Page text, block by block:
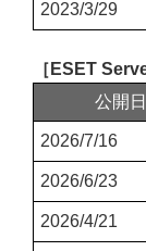
2023/3/29
［ESET
公開日
2026/7/16
2026/6/23
2026/4/21